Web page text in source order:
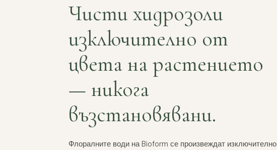
Чисти хидрозоли
изключително от
цвета на растението
— никога
възстановявани.
Флоралните води на Bioform се произвеждат изключително